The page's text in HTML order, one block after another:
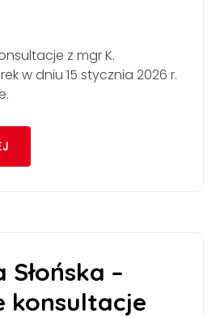
z mgr K.
w dniu 15 stycznia 2026 r.
–
konsultacje